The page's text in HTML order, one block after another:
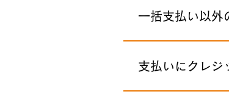
一括支払い以外
支払いにクレジ